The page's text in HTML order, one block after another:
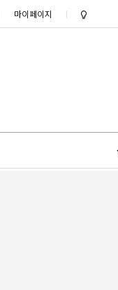
마이페이지